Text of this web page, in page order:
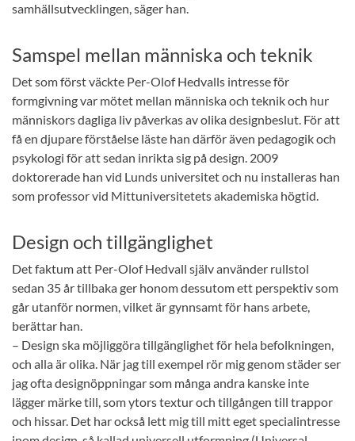
samhällsutvecklingen, säger han.
Samspel mellan människa och teknik
Det som först väckte Per-Olof Hedvalls intresse för
formgivning var mötet mellan människa och teknik och hur
människors dagliga liv påverkas av olika designbeslut. För att
få en djupare förståelse läste han därför även pedagogik och
psykologi för att sedan inrikta sig på design. 2009
doktorerade han vid Lunds universitet och nu installeras han
som professor vid Mittuniversitetets akademiska högtid.
Design och tillgänglighet
Det faktum att Per-Olof Hedvall själv använder rullstol
sedan 35 år tillbaka ger honom dessutom ett perspektiv som
går utanför normen, vilket är gynnsamt för hans arbete,
berättar han.
– Design ska möjliggöra tillgänglighet för hela befolkningen,
och alla är olika. När jag till exempel rör mig genom städer ser
jag ofta designöppningar som många andra kanske inte
lägger märke till, som ytors textur och tillgången till trappor
och hissar. Det har också lett mig till mitt eget specialintresse